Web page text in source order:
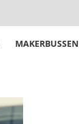
MAKERBUSSEN